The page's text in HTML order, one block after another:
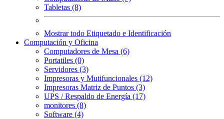
Tabletas (8)
Mostrar todo Etiquetado e Identificación
Computación y Oficina
Computadores de Mesa (6)
Portatiles (0)
Servidores (3)
Impresoras y Mutifuncionales (12)
Impresoras Matriz de Puntos (3)
UPS / Respaldo de Energía (17)
monitores (8)
Software (4)